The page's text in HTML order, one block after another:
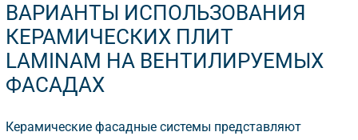
АРИАНТЫ ИСПОЛЬЗОВАНИЯ
КЕРАМИЧЕСКИХ ПЛИТ
LAMINAM НА ВЕНТИЛИРУЕМЫХ
ФАСАДАХ
Керамические фасадные системы представляют